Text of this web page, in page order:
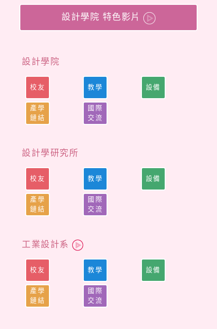
設計學院 特色影片
設計學院
校友 教學 設備
產學
鏈結
國際
交流
設計學研究所
校友 教學 設備
產學
鏈結
國際
交流
工業設計系
校友 教學 設備
產學
鏈結
國際
交流